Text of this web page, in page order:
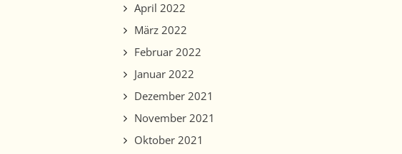
April 2022
März 2022
Februar 2022
Januar 2022
Dezember 2021
November 2021
Oktober 2021